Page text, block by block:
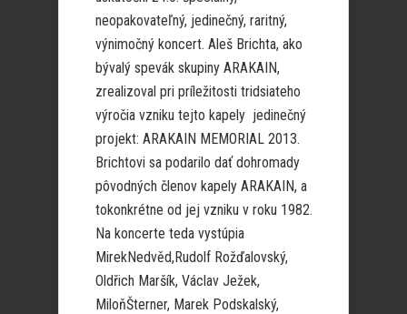
neopakovateľný, jedinečný, raritný,
výnimočný koncert. Aleš Brichta, ako
bývalý spevák skupiny ARAKAIN,
zrealizoval pri príležitosti tridsiateho
výročia vzniku tejto kapely jedinečný
projekt: ARAKAIN MEMORIAL 2013.
Brichtovi sa podarilo dať dohromady
pôvodných členov kapely ARAKAIN, a
tokonkrétne od jej vzniku v roku 1982.
Na koncerte teda vystúpia
MirekNedvěd,Rudolf Rožďalovský,
Oldřich Maršík, Václav Ježek,
MiloňŠterner, Marek Podskalský,